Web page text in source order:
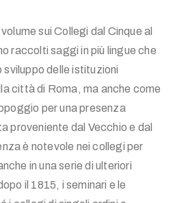
sui Collegi dal Cinque al
raccolti saggi in più lingue che
delle istituzioni
città di Roma, ma anche come
per una presenza
proveniente dal Vecchio e dal
è notevole nei collegi per
in una serie di ulteriori
il 1815, i seminari e le